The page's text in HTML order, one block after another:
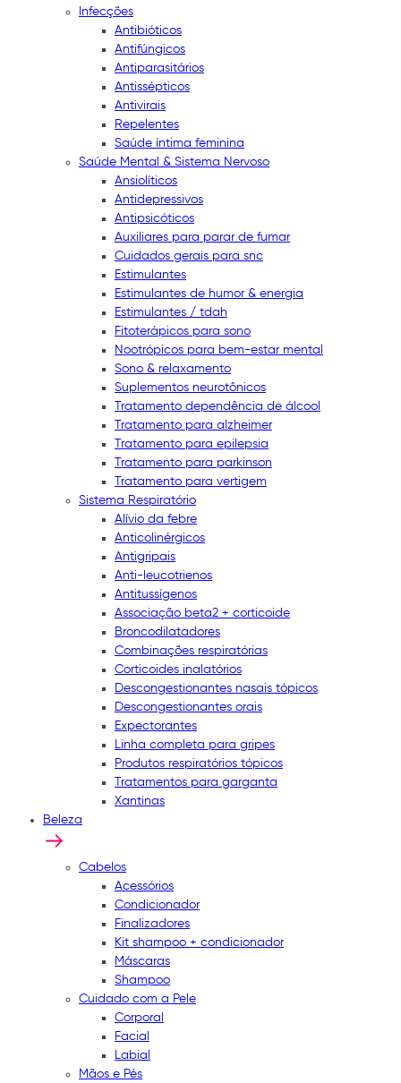
Infecções
Antibióticos
Antifúngicos
Antiparasitários
Antissépticos
Antivirais
Repelentes
Saúde íntima feminina
Saúde Mental & Sistema Nervoso
Ansiolíticos
Antidepressivos
Antipsicóticos
Auxiliares para parar de fumar
Cuidados gerais para snc
Estimulantes
Estimulantes de humor & energia
Estimulantes / tdah
Fitoterápicos para sono
Nootrópicos para bem-estar mental
Sono & relaxamento
Suplementos neurotônicos
Tratamento dependência de álcool
Tratamento para alzheimer
Tratamento para epilepsia
Tratamento para parkinson
Tratamento para vertigem
Sistema Respiratório
Alívio da febre
Anticolinérgicos
Antigripais
Anti-leucotrienos
Antitussígenos
Associação beta2 + corticoide
Broncodilatadores
Combinações respiratórias
Corticoides inalatórios
Descongestionantes nasais tópicos
Descongestionantes orais
Expectorantes
Linha completa para gripes
Produtos respiratórios tópicos
Tratamentos para garganta
Xantinas
Beleza
Cabelos
Acessórios
Condicionador
Finalizadores
Kit shampoo + condicionador
Máscaras
Shampoo
Cuidado com a Pele
Corporal
Facial
Labial
Mãos e Pés